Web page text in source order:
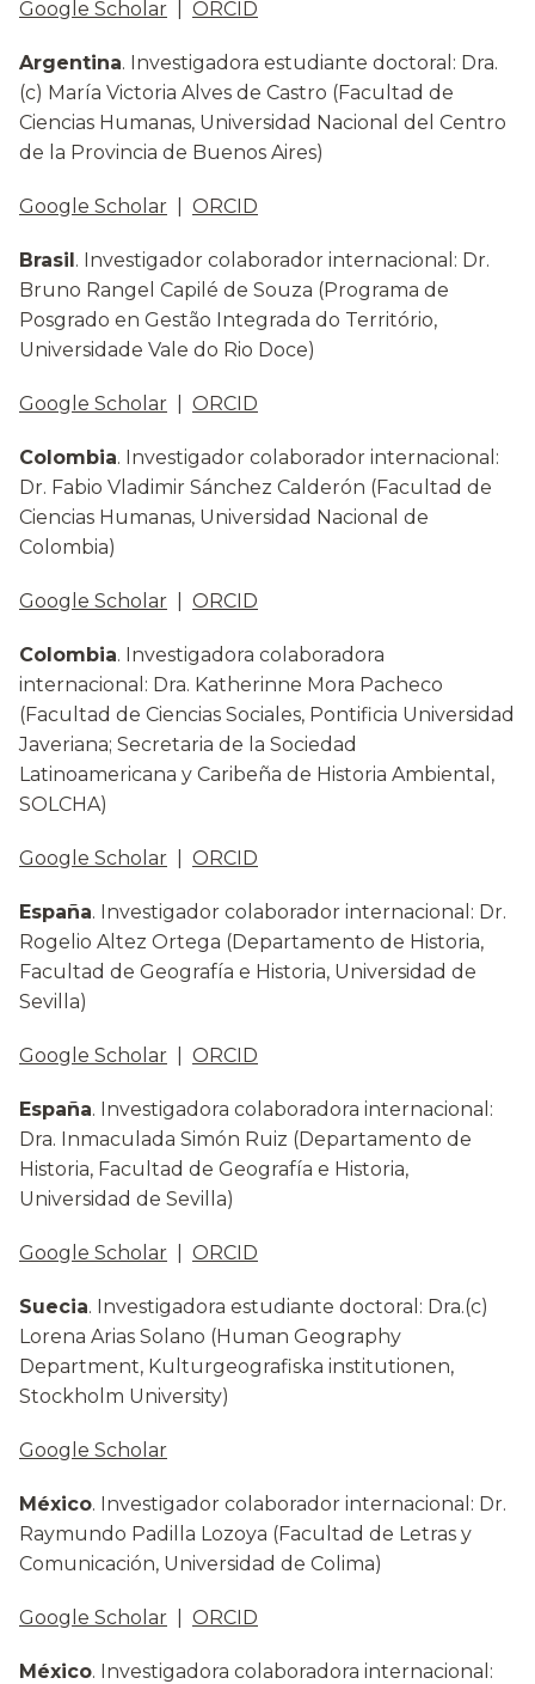
Google Scholar ORCID
Argentina. Investigadora estudiante doctoral: Dra.
(c) María Victoria Alves de Castro (Facultad de
Ciencias Humanas, Universidad Nacional del Centro
de la Provincia de Buenos Aires)
Google Scholar ORCID
Brasil. Investigador colaborador internacional: Dr.
Bruno Rangel Capilé de Souza (Programa de
Posgrado en Gestão Integrada do Território,
Universidade Vale do Rio Doce)
Google Scholar ORCID
Colombia. Investigador colaborador internacional:
Dr. Fabio Vladimir Sánchez Calderón (Facultad de
Ciencias Humanas, Universidad Nacional de
Colombia)
Google Scholar ORCID
Colombia. Investigadora colaboradora
internacional: Dra. Katherinne Mora Pacheco
(Facultad de Ciencias Sociales, Pontificia Universidad
Javeriana; Secretaria de la Sociedad
Latinoamericana y Caribeña de Historia Ambiental,
SOLCHA)
Google Scholar ORCID
España. Investigador colaborador internacional: Dr.
Rogelio Altez Ortega (Departamento de Historia,
Facultad de Geografía e Historia, Universidad de
Sevilla)
Google Scholar ORCID
España. Investigadora colaboradora internacional:
Dra. Inmaculada Simón Ruiz (Departamento de
Historia, Facultad de Geografía e Historia,
Universidad de Sevilla)
Google Scholar ORCID
Suecia. Investigadora estudiante doctoral: Dra.(c)
Lorena Arias Solano (Human Geography
Department, Kulturgeografiska institutionen,
Stockholm University)
Google Scholar
México. Investigador colaborador internacional: Dr.
Raymundo Padilla Lozoya (Facultad de Letras y
Comunicación, Universidad de Colima)
Google Scholar ORCID
México. Investigadora colaboradora internacional: